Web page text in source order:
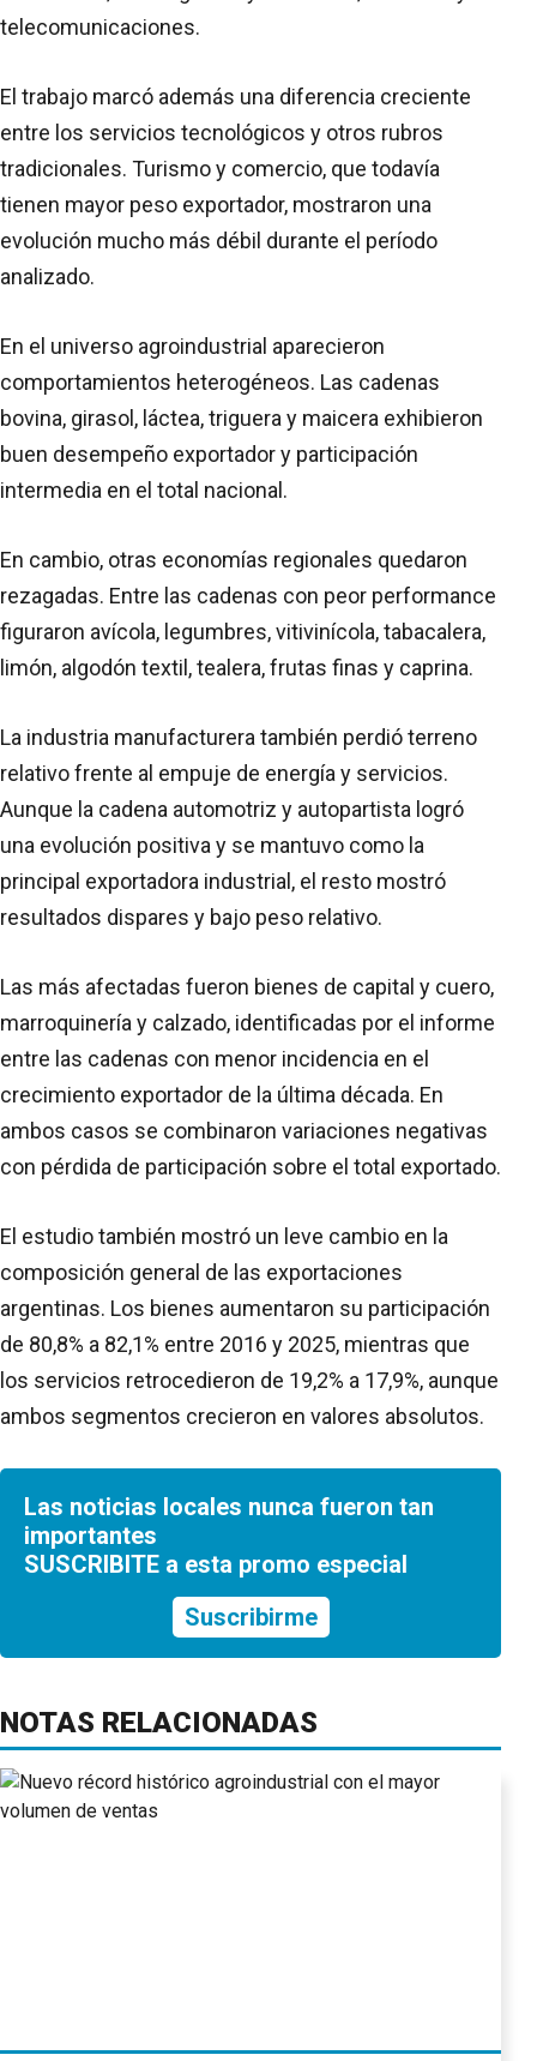
telecomunicaciones.
El trabajo marcó además una diferencia creciente
entre los servicios tecnológicos y otros rubros
tradicionales. Turismo y comercio, que todavía
tienen mayor peso exportador, mostraron una
evolución mucho más débil durante el período
analizado.
En el universo agroindustrial aparecieron
comportamientos heterogéneos. Las cadenas
bovina, girasol, láctea, triguera y maicera exhibieron
buen desempeño exportador y participación
intermedia en el total nacional.
En cambio, otras economías regionales quedaron
rezagadas. Entre las cadenas con peor performance
figuraron avícola, legumbres, vitivinícola, tabacalera,
limón, algodón textil, tealera, frutas finas y caprina.
La industria manufacturera también perdió terreno
relativo frente al empuje de energía y servicios.
Aunque la cadena automotriz y autopartista logró
una evolución positiva y se mantuvo como la
principal exportadora industrial, el resto mostró
resultados dispares y bajo peso relativo.
Las más afectadas fueron bienes de capital y cuero,
marroquinería y calzado, identificadas por el informe
entre las cadenas con menor incidencia en el
crecimiento exportador de la última década. En
ambos casos se combinaron variaciones negativas
con pérdida de participación sobre el total exportado.
El estudio también mostró un leve cambio en la
composición general de las exportaciones
argentinas. Los bienes aumentaron su participación
de 80,8% a 82,1% entre 2016 y 2025, mientras que
los servicios retrocedieron de 19,2% a 17,9%, aunque
ambos segmentos crecieron en valores absolutos.
Las noticias locales nunca fueron tan
importantes
SUSCRIBITE a esta promo especial
Suscribirme
NOTAS RELACIONADAS